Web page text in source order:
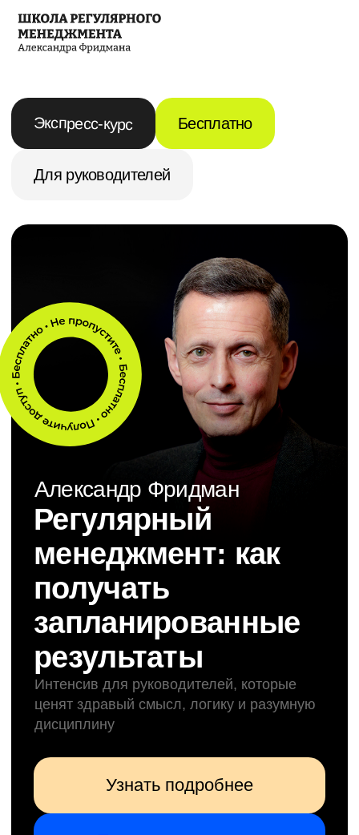
Александр Фридман
Регулярный
менеджмент: как
получать
запланированные
Интенсив для руководителей, которые
ценят здравый смысл, логику и разумную
дисциплину
Узнать подробнее
Принять участие
Для руководителей
Получите доступ к
курсу бесплатно
Заполните форму, и мы пришлём всю